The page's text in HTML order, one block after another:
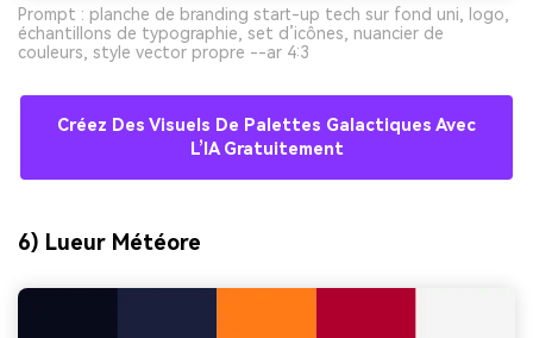
Prompt : planche de branding start-up tech sur fond uni, logo,
échantillons de typographie, set d’icônes, nuancier de
couleurs, style vector propre --ar 4:3
Créez Des Visuels De Palettes Galactiques Avec
L’IA Gratuitement
6) Lueur Météore